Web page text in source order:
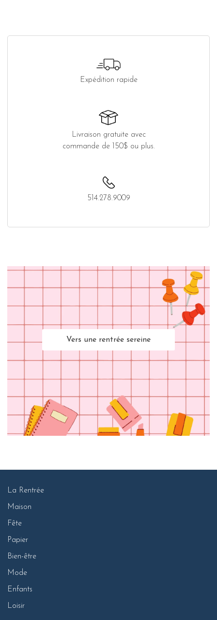
Expédition rapide
Livraison gratuite avec
commande de 150$ ou plus.
514.278.9009
Vers une rentrée sereine
La Rentrée
Maison
Fête
Papier
Bien-être
Mode
Enfants
Loisir